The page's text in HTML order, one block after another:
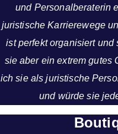
und Personalberaterin
juristische Karrierewege
ist perfekt organisiert
sie aber ein extrem gutes
ich sie als juristische
und würde sie